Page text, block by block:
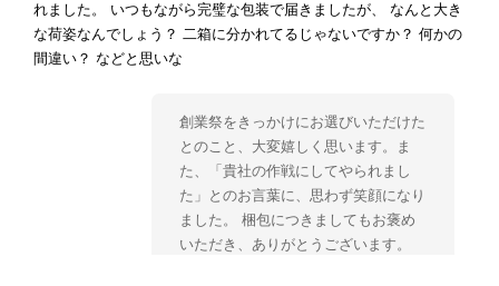
れました。 いつもながら完璧な包装で届きましたが、 なんと大き
な荷姿なんでしょう？ 二箱に分かれてるじゃないですか？ 何かの
間違い？ などと思いな
創業祭をきっかけにお選びいただけた
とのこと、大変嬉しく思います。ま
た、「貴社の作戦にしてやられまし
た」とのお言葉に、思わず笑顔になり
ました。 梱包につきましてもお褒め
いただき、ありがとうございます。